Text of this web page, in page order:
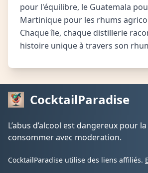
pour l'équilibre, le Guatemala
Martinique pour les rhums
Chaque île, chaque distillerie
histoire unique à travers son
CocktailParadise
L’abus d’alcool est dangereux pour
consommer avec moderation.
CocktailParadise utilise des liens affiliés.